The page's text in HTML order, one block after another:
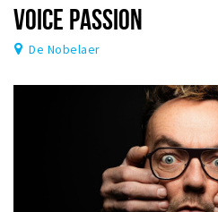
VOICE PASSION
De Nobelaer